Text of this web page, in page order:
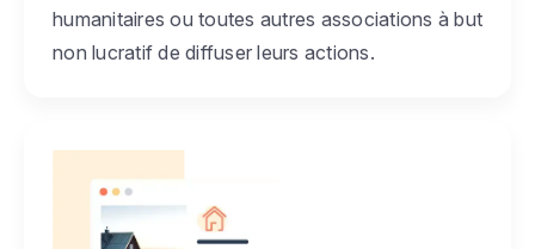
humanitaires ou toutes autres associations à but
non lucratif de diffuser leurs actions.